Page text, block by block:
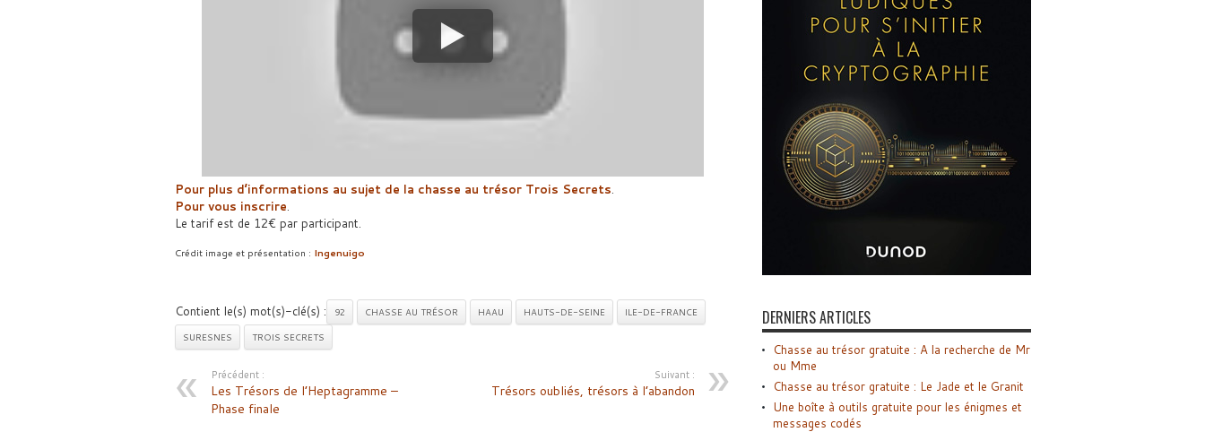
Pour plus d’informations au sujet de la chasse au trésor Trois Secrets.
Pour vous inscrire.
Le tarif est de 12€ par participant.
Crédit image et présentation : Ingenuigo
Contient le(s) mot(s)-clé(s) : 92 CHASSE AU TRÉSOR HAAU HAUTS-DE-SEINE
ILE-DE-FRANCE
SURESNES
TROIS SECRETS
Précédent :
Les Trésors de l’Heptagramme –
Phase finale
Suivant :
Trésors oubliés, trésors à l’abandon
DERNIERS ARTICLES
Chasse au trésor gratuite : A la recherche de Mr
ou Mme
Chasse au trésor gratuite : Le Jade et le Granit
Une boîte à outils gratuite pour les énigmes et
messages codés